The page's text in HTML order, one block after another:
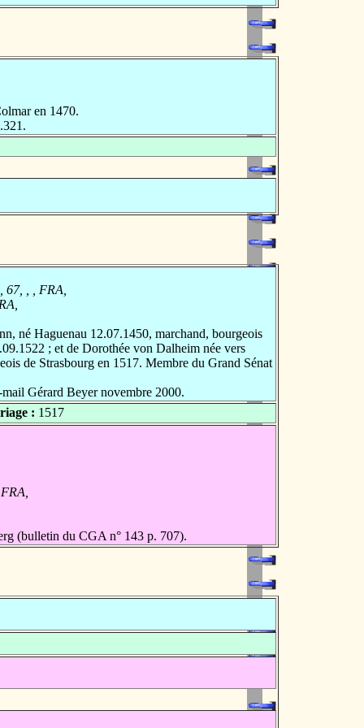
en 1470.
67, , , FRA,
né Haguenau 12.07.1450, marchand, bourgeois
; et de Dorothée von Dalheim née vers
de Strasbourg en 1517. Membre du Grand Sénat
Gérard Beyer novembre 2000.
: 1517
(bulletin du CGA n° 143 p. 707).